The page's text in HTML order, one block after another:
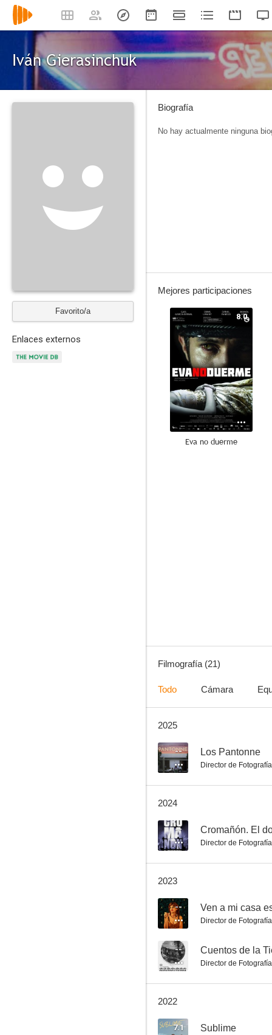
Iván Gierasinchuk
Favorito/a
Enlaces externos
Biografía
No hay actualmente ninguna
Mejores participaciones
8.0
Eva no duerme
2.0
Filmografía (21)
Todo Cámara
2025
-- Los Pantonne
Director de Fotografía
2024
-- Cromañón. El
Director de Fotografía
2023
-- Ven a mi casa
Director de Fotografía
-- Cuentos de la
Director de Fotografía
2022
7.1 Sublime